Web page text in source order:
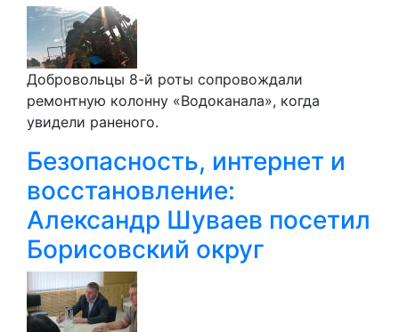
Добровольцы 8-й роты сопровождали
ремонтную колонну «Водоканала», когда
увидели раненого.
Безопасность, интернет и
восстановление:
Александр Шуваев посетил
Борисовский округ